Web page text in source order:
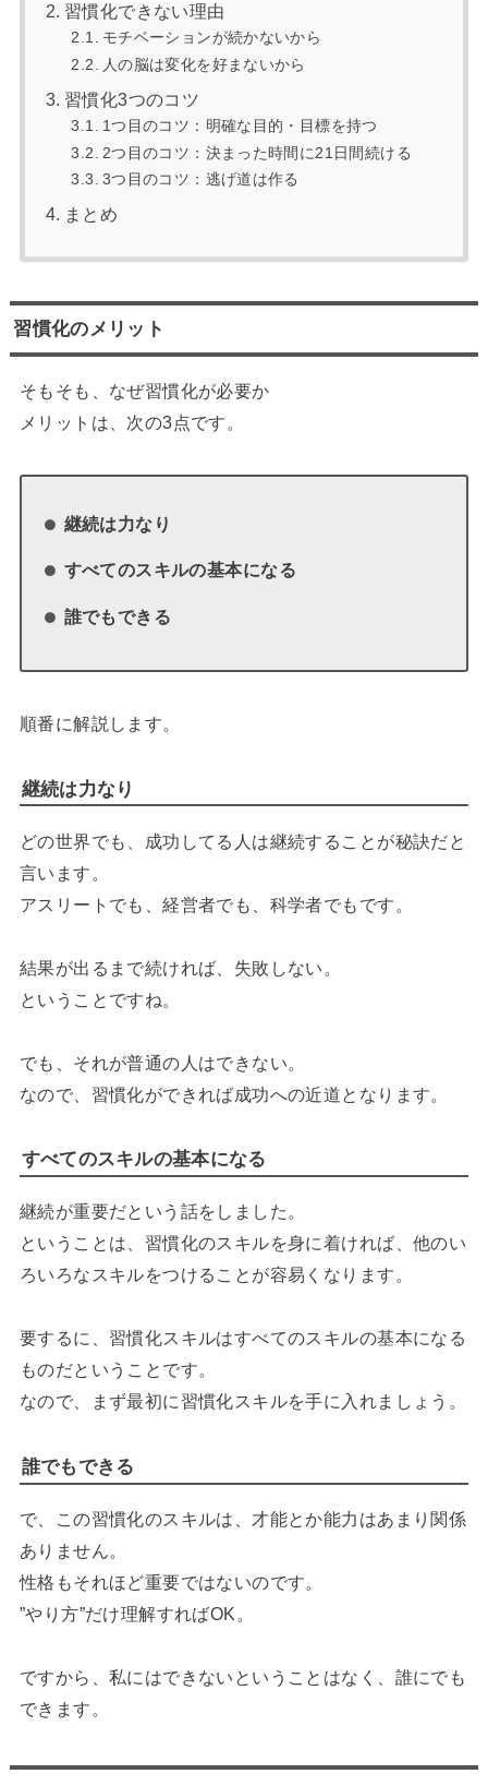
習慣化できない理由
モチベーションが続かないから
人の脳は変化を好まないから
習慣化3つのコツ
1つ目のコツ：明確な目的・目標を持つ
2つ目のコツ：決まった時間に21日間続ける
3つ目のコツ：逃げ道は作る
まとめ
習慣化のメリット
そもそも、なぜ習慣化が必要か
メリットは、次の3点です。
継続は力なり
すべてのスキルの基本になる
誰でもできる
順番に解説します。
継続は力なり
どの世界でも、成功してる人は継続することが秘訣だと
言います。
アスリートでも、経営者でも、科学者でもです。
結果が出るまで続ければ、失敗しない。
ということですね。
でも、それが普通の人はできない。
なので、習慣化ができれば成功への近道となります。
すべてのスキルの基本になる
継続が重要だという話をしました。
ということは、習慣化のスキルを身に着ければ、他のい
ろいろなスキルをつけることが容易くなります。
要するに、習慣化スキルはすべてのスキルの基本になる
ものだということです。
なので、まず最初に習慣化スキルを手に入れましょう。
誰でもできる
で、この習慣化のスキルは、才能とか能力はあまり関係
ありません。
性格もそれほど重要ではないのです。
”やり方”だけ理解すればOK。
ですから、私にはできないということはなく、誰にでも
できます。